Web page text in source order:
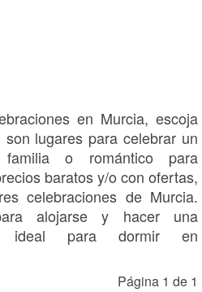
en Murcia, escoja
lugares para celebrar un
o romántico para
baratos y/o con ofertas,
celebraciones de Murcia.
alojarse y hacer una
ideal para dormir en
Página 1 de 1